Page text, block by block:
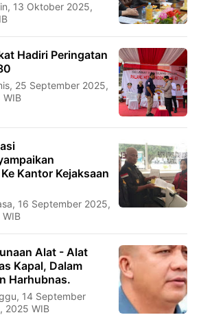
13 Oktober 2025,
Hadiri Peringatan
25 September 2025,
WIB
Kantor Kejaksaan
16 September 2025,
Alat - Alat
Kapal, Dalam
Harhubnas.
14 September
2025 WIB